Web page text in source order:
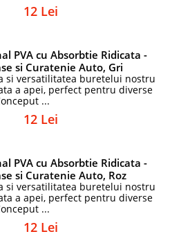
12 Lei
PVA cu Absorbtie Ridicata -
si Curatenie Auto, Gri
si versatilitatea buretelui nostru
a apei, perfect pentru diverse
...
12 Lei
PVA cu Absorbtie Ridicata -
si Curatenie Auto, Roz
si versatilitatea buretelui nostru
a apei, perfect pentru diverse
...
12 Lei